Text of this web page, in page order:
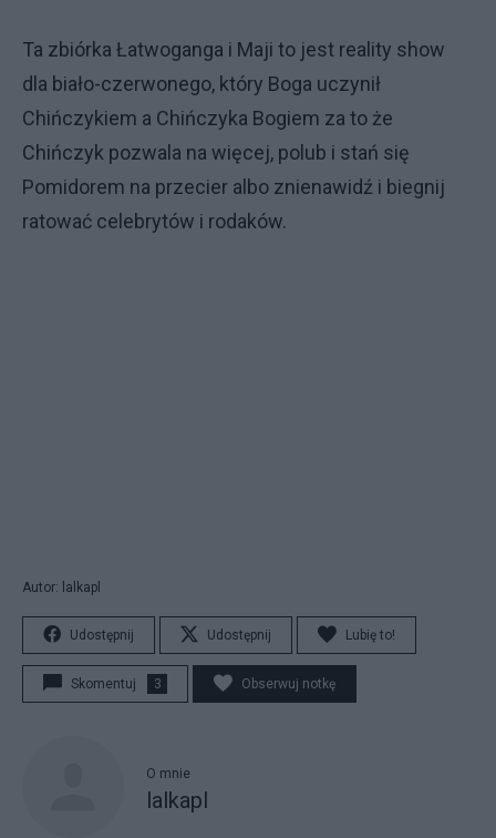
Ta zbiórka Łatwoganga i Maji to jest reality show
dla biało-czerwonego, który Boga uczynił
Chińczykiem a Chińczyka Bogiem za to że
Chińczyk pozwala na więcej, polub i stań się
Pomidorem na przecier albo znienawidź i biegnij
ratować celebrytów i rodaków.
Autor: lalkapl
Udostępnij Udostępnij Lubię to!
Skomentuj 3 Obserwuj notkę
O mnie
lalkapl